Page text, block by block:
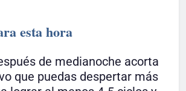
esta hora
de medianoche acorta
que puedas despertar más